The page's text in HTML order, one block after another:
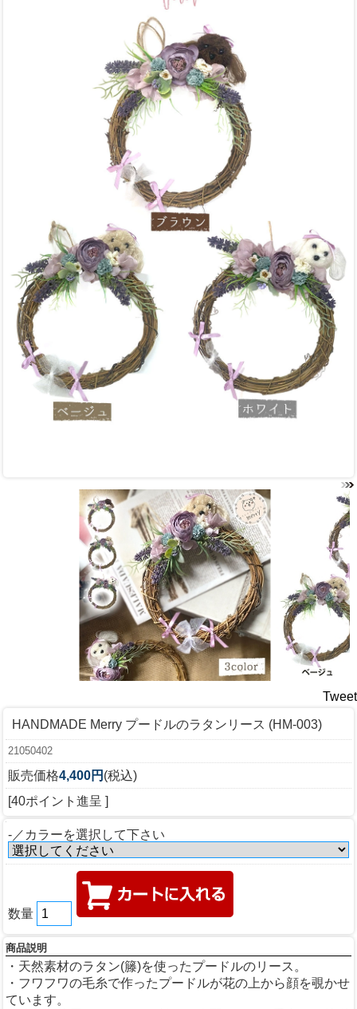
Tweet
HANDMADE Merry プードルのラタンリース (HM-003)
21050402
販売価格4,400円 (税込)
[40ポイント進呈 ]
-／カラーを選択して下さい
数量
商品説明
・天然素材のラタン(籐)を使ったプードルのリース。
・フワフワの毛糸で作ったプードルが花の上から顔を覗かせ
ています。